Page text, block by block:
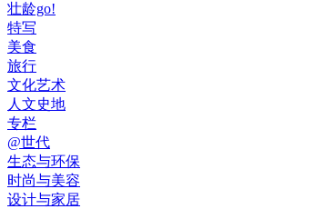
壮龄go!
特写
美食
旅行
文化艺术
人文史地
专栏
@世代
生态与环保
时尚与美容
设计与家居